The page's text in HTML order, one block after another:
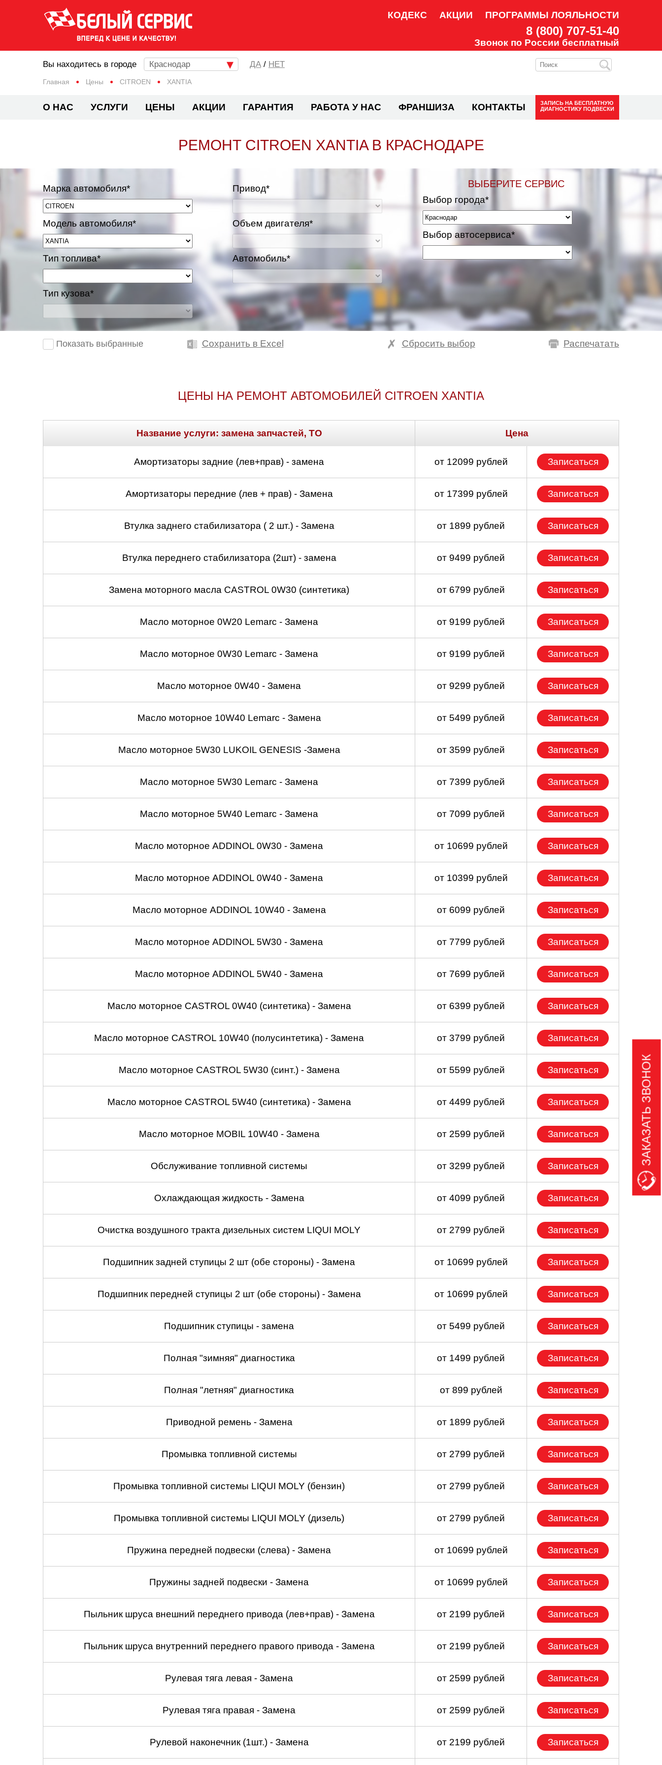
КОДЕКС АКЦИИ ПРОГРАММЫ ЛОЯЛЬНОСТИ
8 (800) 707-51-40
Звонок по России бесплатный
Главная Цены CITROEN XANTIA
Вы находитесь в городе Краснодар / НЕТ
О НАС УСЛУГИ ЦЕНЫ АКЦИИ ГАРАНТИЯ РАБОТА У НАС ФРАНШИЗА КОНТАКТЫ ЗАПИСЬ НА БЕСПЛАТНУЮ
ДИАГНОСТИКУ ПОДВЕСКИ
РЕМОНТ CITROEN XANTIA В КРАСНОДАРЕ
Марка автомобиля*
Модель автомобиля*
Тип топлива*
Тип кузова*
Привод*
Объем двигателя*
Автомобиль*
ВЫБЕРИТЕ СЕРВИС
Выбор города*
Выбор автосервиса*
Показать выбранные Сохранить в Excel Распечатать
Сбросить выбор
ЦЕНЫ НА РЕМОНТ АВТОМОБИЛЕЙ CITROEN XANTIA
Название услуги: замена запчастей, ТО Цена
Амортизаторы задние (лев+прав) - замена от 12099 рублей Записаться
Амортизаторы передние (лев + прав) - Замена от 17399 рублей Записаться
Втулка заднего стабилизатора ( 2 шт.) - Замена от 1899 рублей Записаться
Втулка переднего стабилизатора (2шт) - замена от 9499 рублей Записаться
Замена моторного масла CASTROL 0W30 (синтетика) от 6799 рублей Записаться
Масло моторное 0W20 Lemarc - Замена от 9199 рублей Записаться
Масло моторное 0W30 Lemarc - Замена от 9199 рублей Записаться
Масло моторное 0W40 - Замена от 9299 рублей Записаться
Масло моторное 10W40 Lemarc - Замена от 5499 рублей Записаться
Масло моторное 5W30 LUKOIL GENESIS -Замена от 3599 рублей Записаться
Масло моторное 5W30 Lemarc - Замена от 7399 рублей Записаться
Масло моторное 5W40 Lemarc - Замена от 7099 рублей Записаться
Масло моторное ADDINOL 0W30 - Замена от 10699 рублей Записаться
Масло моторное ADDINOL 0W40 - Замена от 10399 рублей Записаться
Масло моторное ADDINOL 10W40 - Замена от 6099 рублей Записаться
Масло моторное ADDINOL 5W30 - Замена от 7799 рублей Записаться
Масло моторное ADDINOL 5W40 - Замена от 7699 рублей Записаться
Масло моторное CASTROL 0W40 (синтетика) - Замена от 6399 рублей Записаться
Масло моторное CASTROL 10W40 (полусинтетика) - Замена от 3799 рублей Записаться
Масло моторное CASTROL 5W30 (синт.) - Замена от 5599 рублей Записаться
Масло моторное CASTROL 5W40 (синтетика) - Замена от 4499 рублей Записаться
Масло моторное MOBIL 10W40 - Замена от 2599 рублей Записаться
Обслуживание топливной системы от 3299 рублей Записаться
Охлаждающая жидкость - Замена от 4099 рублей Записаться
Очистка воздушного тракта дизельных систем LIQUI MOLY от 2799 рублей Записаться
Подшипник задней ступицы 2 шт (обе стороны) - Замена от 10699 рублей Записаться
Подшипник передней ступицы 2 шт (обе стороны) - Замена от 10699 рублей Записаться
Подшипник ступицы - замена от 5499 рублей Записаться
Полная "зимняя" диагностика от 1499 рублей Записаться
Полная "летняя" диагностика от 899 рублей Записаться
Приводной ремень - Замена от 1899 рублей Записаться
Промывка топливной системы от 2799 рублей Записаться
Промывка топливной системы LIQUI MOLY (бензин) от 2799 рублей Записаться
Промывка топливной системы LIQUI MOLY (дизель) от 2799 рублей Записаться
Пружина передней подвески (слева) - Замена от 10699 рублей Записаться
Пружины задней подвески - Замена от 10699 рублей Записаться
Пыльник шруса внешний переднего привода (лев+прав) - Замена от 2199 рублей Записаться
Пыльник шруса внутренний переднего правого привода - Замена от 2199 рублей Записаться
Рулевая тяга левая - Замена от 2599 рублей Записаться
Рулевая тяга правая - Замена от 2599 рублей Записаться
Рулевой наконечник (1шт.) - Замена от 2199 рублей Записаться
ЗАКАЗАТЬ ЗВОНОК